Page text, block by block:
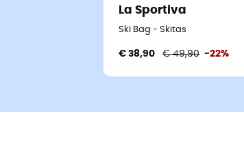
La Sportiva
Ski Bag - Skitas
€ 38,90 € 49,90 -22%